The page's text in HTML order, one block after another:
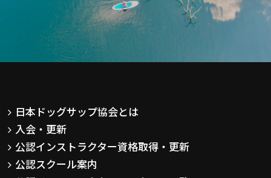
日本ドッグサップ協会とは
入会・更新
公認インストラクター資格取得・更新
公認スクール案内